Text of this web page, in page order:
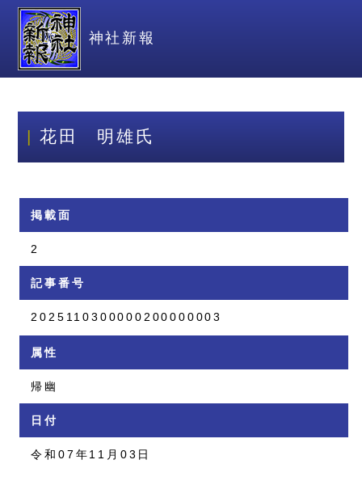
神社新報
花田 明雄氏
掲載面
2
記事番号
2025110300000200000003
属性
帰幽
日付
令和07年11月03日